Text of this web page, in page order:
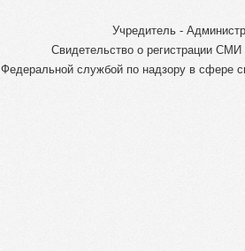
Учредитель -
Свидетельство о регистрации
Федеральной службой по надзору в сфере